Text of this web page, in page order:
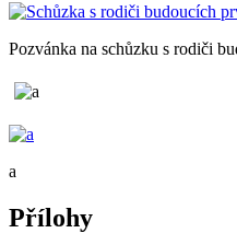
Pozvánka na schůzku s rodiči
a
Přílohy